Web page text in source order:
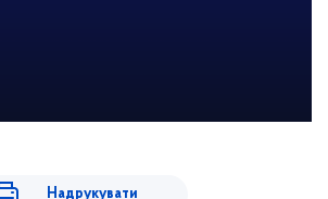
Надрукувати